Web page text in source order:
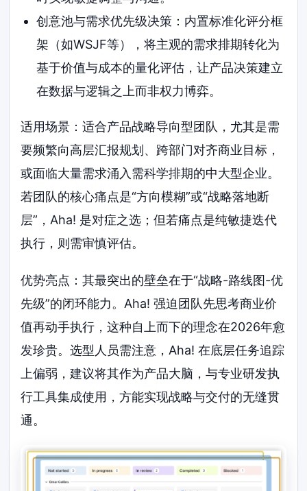
创意池与需求优先级决策：内置标准化评分框
架（如WSJF等），将主观的需求排期转化为
基于价值与成本的量化评估，让产品决策建立
在数据与逻辑之上而非权力博弈。
适用场景：适合产品战略导向型团队，尤其是需
要频繁向高层汇报规划、跨部门对齐商业目标，
或面临大量需求涌入需科学排期的中大型企业。
若团队的核心痛点是“方向模糊”或“战略落地断
层”，Aha! 是对症之选；但若痛点是纯敏捷迭代
执行，则需审慎评估。
优势亮点：其最突出的壁垒在于“战略-路线图-优
先级”的闭环能力。Aha! 强迫团队先思考商业价
值再动手执行，这种自上而下的理念在2026年愈
发珍贵。选型人员需注意，Aha! 在底层任务追踪
上偏弱，建议将其作为产品大脑，与专业研发执
行工具集成使用，方能实现战略与交付的无缝贯
通。